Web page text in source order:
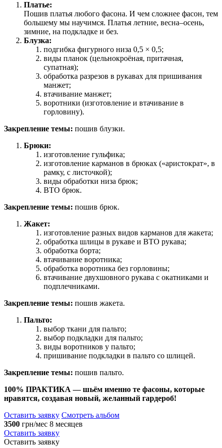
Платье:
Пошив платья любого фасона. И чем сложнее фасон, тем
большему мы научимся. Платья летние, весна–осень,
зимние, на подкладке и без.
Блузка:
подгибка фигурного низа 0,5 × 0,5;
виды планок (цельнокроёная, притачная,
супатная);
обработка разрезов в рукавах для пришивания
манжет;
втачивание манжет;
воротники (изготовление и втачивание в
горловину).
Закрепление темы: пошив блузки.
Брюки:
изготовление гульфика;
изготовление карманов в брюках («аристократ», в
рамку, с листочкой);
виды обработки низа брюк;
ВТО брюк.
Закрепление темы: пошив брюк.
Жакет:
изготовление разных видов карманов для жакета;
обработка шлицы в рукаве и ВТО рукава;
обработка борта;
втачивание воротника;
обработка воротника без горловины;
втачивание двухшовного рукава с окатниками и
подплечниками.
Закрепление темы: пошив жакета.
Пальто:
выбор ткани для пальто;
выбор подкладки для пальто;
виды воротников у пальто;
пришивание подкладки в пальто со шлицей.
Закрепление темы: пошив пальто.
100% ПРАКТИКА — шьём именно те фасоны, которые
нравятся, создавая новый, желанный гардероб!
Оставить заявку Смотреть альбом
3500 грн/мес 8 месяцев
Оставить заявку
Оставить заявку